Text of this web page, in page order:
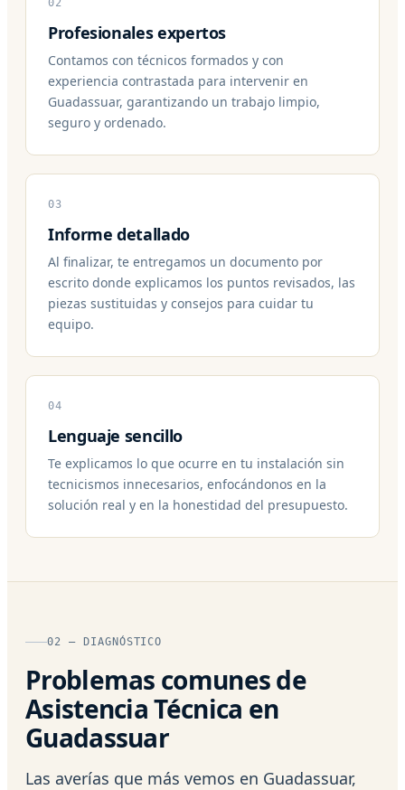
Profesionales expertos
Contamos con técnicos formados y con
experiencia contrastada para intervenir en
Guadassuar, garantizando un trabajo limpio,
seguro y ordenado.
03
Informe detallado
Al finalizar, te entregamos un documento por
escrito donde explicamos los puntos revisados, las
piezas sustituidas y consejos para cuidar tu
equipo.
04
Lenguaje sencillo
Te explicamos lo que ocurre en tu instalación sin
tecnicismos innecesarios, enfocándonos en la
solución real y en la honestidad del presupuesto.
02 — DIAGNÓSTICO
Problemas comunes de
Asistencia Técnica en
Guadassuar
Las averías que más vemos en Guadassuar,